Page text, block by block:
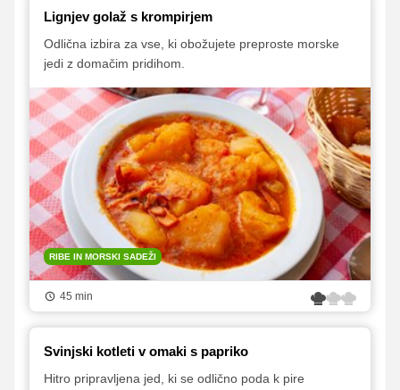
Lignjev golaž s krompirjem
Odlična izbira za vse, ki obožujete preproste morske
jedi z domačim pridihom.
RIBE IN MORSKI SADEŽI
45 min
Svinjski kotleti v omaki s papriko
Hitro pripravljena jed, ki se odlično poda k pire